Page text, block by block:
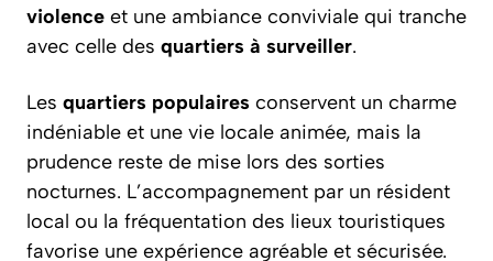
violence et une ambiance conviviale qui tranche
avec celle des quartiers à surveiller.
Les quartiers populaires conservent un charme
indéniable et une vie locale animée, mais la
prudence reste de mise lors des sorties
nocturnes. L’accompagnement par un résident
local ou la fréquentation des lieux touristiques
favorise une expérience agréable et sécurisée.